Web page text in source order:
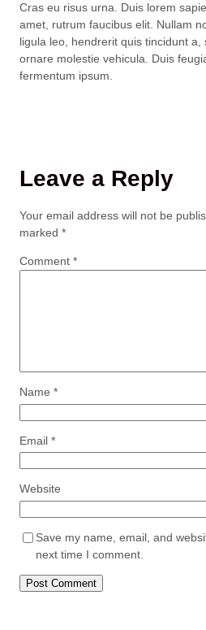
Cras eu risus urna. Duis lorem
amet, rutrum faucibus elit. Nullam
ligula leo, hendrerit quis tincidunt
ornare molestie vehicula. Duis
fermentum ipsum.
Leave a Reply
Your email address will not be
marked *
Comment *
Name *
Email *
Website
Save my name, email, and
next time I comment.